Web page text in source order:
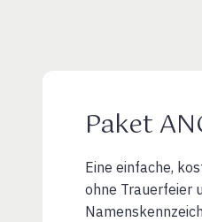
Paket
Eine einfache,
ohne Trauerfeier